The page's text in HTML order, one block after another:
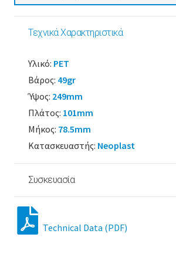
Τεχνικά Χαρακτηριστικά
Υλικό: PET
Βάρος: 49gr
Ύψος: 249mm
Πλάτος: 101mm
Μήκος: 78.5mm
Κατασκευαστής: Neoplast
Συσκευασία
Technical Data (PDF)